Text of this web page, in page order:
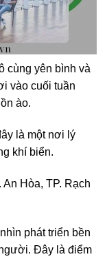
cùng yên bình và
vào cuối tuần
ào.
là một nơi lý
khí biển.
Hòa, TP. Rạch
phát triển bền
Đây là điểm